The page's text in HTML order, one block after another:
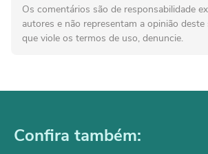
Os comentários são de responsabilidade
autores e não representam a opinião deste
que viole os termos de uso, denuncie.
Confira também: